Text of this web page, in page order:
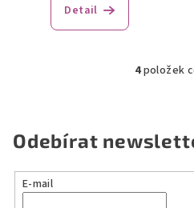
Detail
O
á
d
a
4položek
Odebírat
E-mail